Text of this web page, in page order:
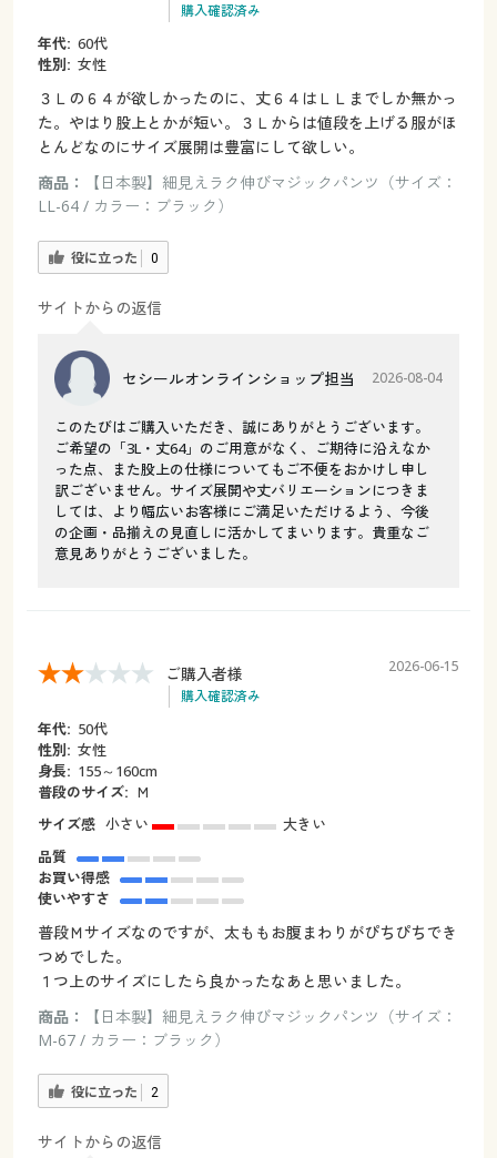
購入確認済み
年代: 60代
性別: 女性
３Ｌの６４が欲しかったのに、丈６４はＬＬまでしか無かっ
た。やはり股上とかが短い。３Ｌからは値段を上げる服がほ
とんどなのにサイズ展開は豊富にして欲しい。
商品：
【日本製】細見えラク伸びマジックパンツ（サイズ：
LL-64 / カラー：ブラック）
役に立った 0
サイトからの返信
セシールオンラインショップ担当 2026-08-04
このたびはご購入いただき、誠にありがとうございます。
ご希望の「3L・丈64」のご用意がなく、ご期待に沿えなか
った点、また股上の仕様についてもご不便をおかけし申し
訳ございません。サイズ展開や丈バリエーションにつきま
しては、より幅広いお客様にご満足いただけるよう、今後
の企画・品揃えの見直しに活かしてまいります。貴重なご
意見ありがとうございました。
ご購入者様
購入確認済み
2026-06-15
年代: 50代
性別: 女性
身長: 155～160cm
普段のサイズ: Ｍ
サイズ感 小さい
大きい
品質
お買い得感
使いやすさ
普段Ｍサイズなのですが、太ももお腹まわりがぴちぴちでき
つめでした。
１つ上のサイズにしたら良かったなあと思いました。
商品：
【日本製】細見えラク伸びマジックパンツ（サイズ：
M-67 / カラー：ブラック）
役に立った 2
サイトからの返信